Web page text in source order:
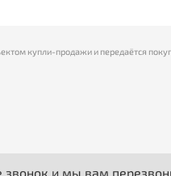
купли-продажи и передаётся
звонок и мы вам